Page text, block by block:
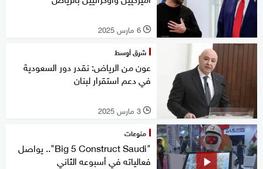
l 6 مارس 2025
شرق أوسط
عون من الرياض: نقدر دور السعودية
في دعم استقرار لبنان
l 3 مارس 2025
منوعات
"Big 5 Construct Saudi".. يواصل
فعالياته في أسبوعه الثاني